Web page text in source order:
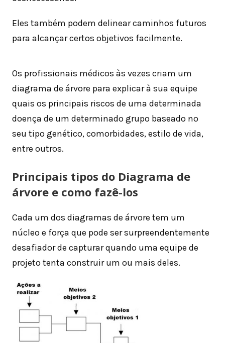
Eles também podem delinear caminhos futuros
para alcançar certos objetivos facilmente.
Os profissionais médicos às vezes criam um
diagrama de árvore para explicar à sua equipe
quais os principais riscos de uma determinada
doença de um determinado grupo baseado no
seu tipo genético, comorbidades, estilo de vida,
entre outros.
Principais tipos do Diagrama de
árvore e como fazê-los
Cada um dos diagramas de árvore tem um
núcleo e força que pode ser surpreendentemente
desafiador de capturar quando uma equipe de
projeto tenta construir um ou mais deles.